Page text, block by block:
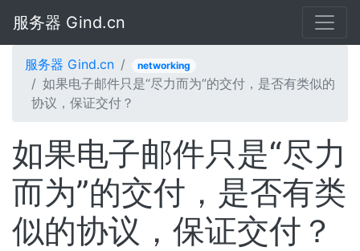
服务器 Gind.cn
服务器 Gind.cn networking
如果电子邮件只是“尽力而为”的交付，是否有类似的
协议，保证交付？
如果电子邮件只是“尽力
而为”的交付，是否有类
似的协议，保证交付？